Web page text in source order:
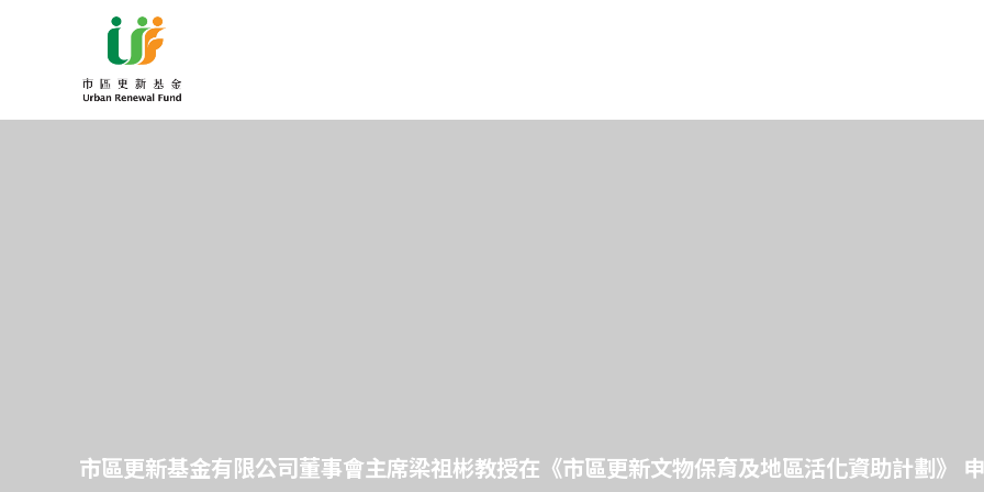
市區更新基金有限公司董事會主席梁祖彬教授在《市區更新文物保育及地區活化資助計劃》